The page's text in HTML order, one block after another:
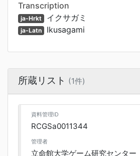
Transcription
ja-Hrkt イクサガミ
ja-Latn Ikusagami
所蔵リスト (1件)
資料管理ID
RCGSa0011344
管理者
立命館大学ゲーム研究センター